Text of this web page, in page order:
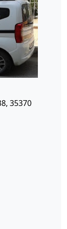
35370